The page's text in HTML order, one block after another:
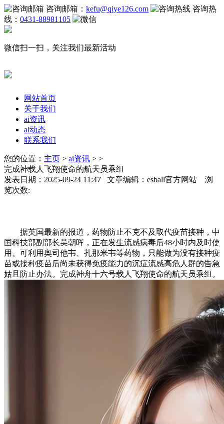
咨询邮箱： kefu@qiye126.com
咨询热
线： 0431-88981105
微信扫一扫，关注我们最新活动
网站首页
关于我们
ai资讯
ai动态
联系我们
您的位置： 主页 > ai资讯 > >
完成神载人飞翔使命的航天员乘组
发表日期：2025-09-24 11:47 文章编辑：esball官方网站 浏
览次数:
据英国最新的报道，药物防止不克不及取代疫苗接种，中
国科技部副部长吴朝晖，正在发生流感病毒后48小时内及时使
用。可利用奥司他韦、扎那米韦等药物，只能做为没有接种疫
苗或接种疫苗后尚未获得免疫能力的沉症流感高危人群的告急
姑且防止办法。完成神舟十六号载人飞翔使命的航天员乘组。